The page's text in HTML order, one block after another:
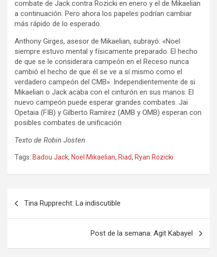
combate de Jack contra Rozicki en enero y el de Mikaelian
a continuación. Pero ahora los papeles podrían cambiar
más rápido de lo esperado.
Anthony Girges, asesor de Mikaelian, subrayó: «Noel
siempre estuvo mental y físicamente preparado. El hecho
de que se le considerara campeón en el Receso nunca
cambió el hecho de que él se ve a sí mismo como el
verdadero campeón del CMB». Independientemente de si
Mikaelian o Jack acaba con el cinturón en sus manos: El
nuevo campeón puede esperar grandes combates. Jai
Opetaia (FIB) y Gilberto Ramírez (AMB y OMB) esperan con
posibles combates de unificación
Texto de Robin Josten
Tags: Badou Jack, Noel Mikaelian, Riad, Ryan Rozicki
Tina Rupprecht: La indiscutible
Post de la semana: Agit Kabayel